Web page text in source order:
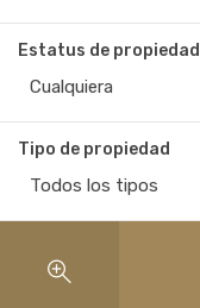
Estatus de propiedad
Cualquiera
Tipo de propiedad
Todos los tipos